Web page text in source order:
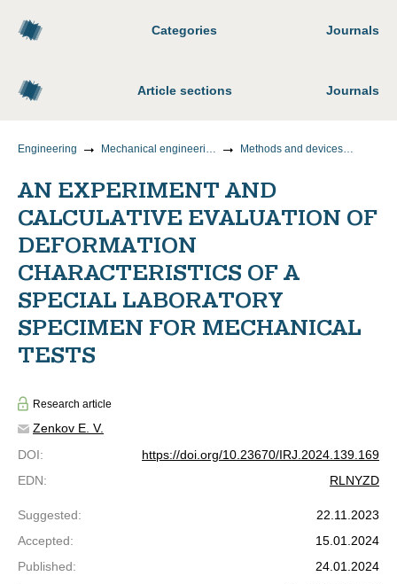
Categories Journals
Article sections Journals
Engineering Mechanical engineering Methods and devices for control and diagnostics of materials, products, substances and the natural environment
AN EXPERIMENT AND
CALCULATIVE EVALUATION OF
DEFORMATION
CHARACTERISTICS OF A
SPECIAL LABORATORY
SPECIMEN FOR MECHANICAL
TESTS
Research article
Zenkov E. V.
DOI:
https://doi.org/10.23670/IRJ.2024.139.169
EDN: RLNYZD
Suggested:
22.11.2023
Accepted:
15.01.2024
Published:
24.01.2024